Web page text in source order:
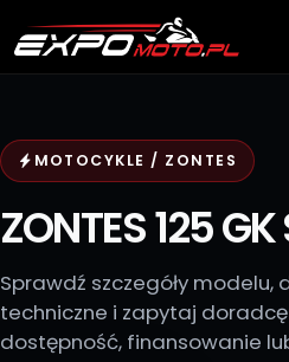
MOTOCYKLE / ZONTES
ZONTES 125 GK
Sprawdź szczegóły modelu,
techniczne i zapytaj doradcę
dostępność, finansowanie